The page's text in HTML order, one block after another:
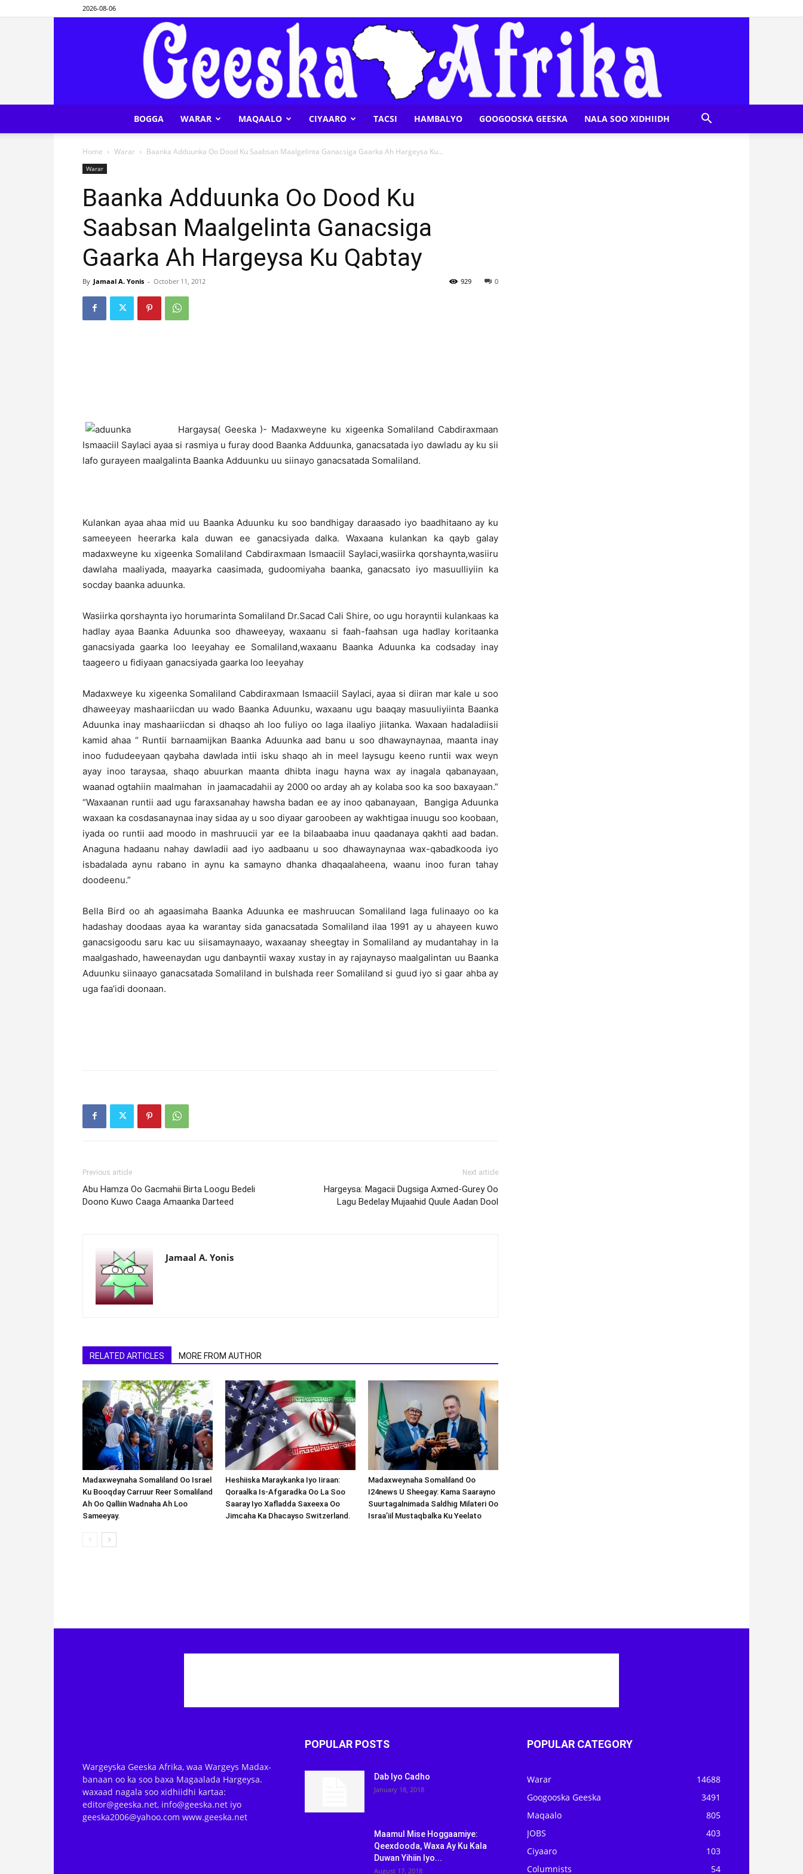
2026-08-06
Afrika
BOGGA WARAR MAQAALO CIYAARO TACSI HAMBALYO GOOGOOSKA GEESKA NALA SOO XIDHIIDH
Home Warar Baanka Adduunka Oo Dood Ku Saabsan Maalgelinta Ganacsiga Gaarka Ah Hargeysa Ku...
Warar
Baanka Adduunka Oo Dood Ku
Saabsan Maalgelinta Ganacsiga
Gaarka Ah Hargeysa Ku Qabtay
By Jamaal A. Yonis - October 11, 2012 0
929
Hargaysa( Geeska )- Madaxweyne ku xigeenka Somaliland Cabdiraxmaan
Ismaaciil Saylaci ayaa si rasmiya u furay dood Baanka Adduunka, ganacsatada iyo dawladu ay ku sii
lafo gurayeen maalgalinta Baanka Adduunku uu siinayo ganacsatada Somaliland.
Kulankan ayaa ahaa mid uu Baanka Aduunku ku soo bandhigay daraasado iyo baadhitaano ay ku
sameeyeen heerarka kala duwan ee ganacsiyada dalka. Waxaana kulankan ka qayb galay
madaxweyne ku xigeenka Somaliland Cabdiraxmaan Ismaaciil Saylaci,wasiirka qorshaynta,wasiiru
dawlaha maaliyada, maayarka caasimada, gudoomiyaha baanka, ganacsato iyo masuulliyiin ka
socday baanka aduunka.
Wasiirka qorshaynta iyo horumarinta Somaliland Dr.Sacad Cali Shire, oo ugu horayntii kulankaas ka
hadlay ayaa Baanka Aduunka soo dhaweeyay, waxaanu si faah-faahsan uga hadlay koritaanka
ganacsiyada gaarka loo leeyahay ee Somaliland,waxaanu Baanka Aduunka ka codsaday inay
taageero u fidiyaan ganacsiyada gaarka loo leeyahay
Madaxweye ku xigeenka Somaliland Cabdiraxmaan Ismaaciil Saylaci, ayaa si diiran mar kale u soo
dhaweeyay mashaariicdan uu wado Baanka Aduunku, waxaanu ugu baaqay masuuliyiinta Baanka
Aduunka inay mashaariicdan si dhaqso ah loo fuliyo oo laga ilaaliyo jiitanka. Waxaan hadaladiisii
kamid ahaa “ Runtii barnaamijkan Baanka Aduunka aad banu u soo dhawaynaynaa, maanta inay
inoo fududeeyaan qaybaha dawlada intii isku shaqo ah in meel laysugu keeno runtii wax weyn
ayay inoo taraysaa, shaqo abuurkan maanta dhibta inagu hayna wax ay inagala qabanayaan,
waanad ogtahiin maalmahan in jaamacadahii ay 2000 oo arday ah ay kolaba soo ka soo baxayaan.”
“Waxaanan runtii aad ugu faraxsanahay hawsha badan ee ay inoo qabanayaan, Bangiga Aduunka
waxaan ka cosdasanaynaa inay sidaa ay u soo diyaar garoobeen ay wakhtigaa inuugu soo koobaan,
iyada oo runtii aad moodo in mashruucii yar ee la bilaabaaba inuu qaadanaya qakhti aad badan.
Anaguna hadaanu nahay dawladii aad iyo aadbaanu u soo dhawaynaynaa wax-qabadkooda iyo
isbadalada aynu rabano in aynu ka samayno dhanka dhaqaalaheena, waanu inoo furan tahay
doodeenu.”
Bella Bird oo ah agaasimaha Baanka Aduunka ee mashruucan Somaliland laga fulinaayo oo ka
hadashay doodaas ayaa ka warantay sida ganacsatada Somaliland ilaa 1991 ay u ahayeen kuwo
ganacsigoodu saru kac uu siisamaynaayo, waxaanay sheegtay in Somaliland ay mudantahay in la
maalgashado, haweenaydan ugu danbayntii waxay xustay in ay rajaynayso maalgalintan uu Baanka
Aduunku siinaayo ganacsatada Somaliland in bulshada reer Somaliland si guud iyo si gaar ahba ay
uga faa’idi doonaan.
Previous article
Abu Hamza Oo Gacmahii Birta Loogu Bedeli
Doono Kuwo Caaga Amaanka Darteed
Next article
Hargeysa: Magacii Dugsiga Axmed-Gurey Oo
Lagu Bedelay Mujaahid Quule Aadan Dool
Jamaal A. Yonis
RELATED ARTICLES MORE FROM AUTHOR
Madaxweynaha Somaliland Oo Israel
Ku Booqday Carruur Reer Somaliland
Ah Oo Qalliin Wadnaha Ah Loo
Sameeyay.
Heshiiska Maraykanka Iyo Iiraan:
Qoraalka Is-Afgaradka Oo La Soo
Saaray Iyo Xafladda Saxeexa Oo
Jimcaha Ka Dhacayso Switzerland.
Madaxweynaha Somaliland Oo
I24news U Sheegay: Kama Saarayno
Suurtagalnimada Saldhig Milateri Oo
Israa’iil Mustaqbalka Ku Yeelato
Wargeyska Geeska Afrika, waa Wargeys Madax-
banaan oo ka soo baxa Magaalada Hargeysa.
waxaad nagala soo xidhiidhi kartaa:
editor@geeska.net, info@geeska.net iyo
geeska2006@yahoo.com www.geeska.net
POPULAR POSTS
Dab Iyo Cadho
January 18, 2018
Maamul Mise Hoggaamiye:
Qeexdooda, Waxa Ay Ku Kala
Duwan Yihiin Iyo...
August 17, 2018
POPULAR CATEGORY
Warar
14688
Googooska Geeska
3491
Maqaalo
805
JOBS
403
Ciyaaro
103
Columnists
54